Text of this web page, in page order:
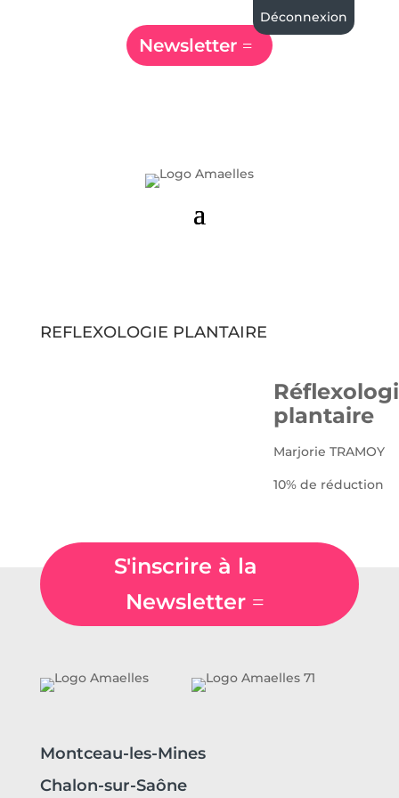
Newsletter
Déconnexion
REFLEXOLOGIE PLANTAIRE
plantaire
Marjorie TRAMOY
10% de réduction
S'inscrire à la
Newsletter
Montceau-les-Mines
Chalon-sur-Saône